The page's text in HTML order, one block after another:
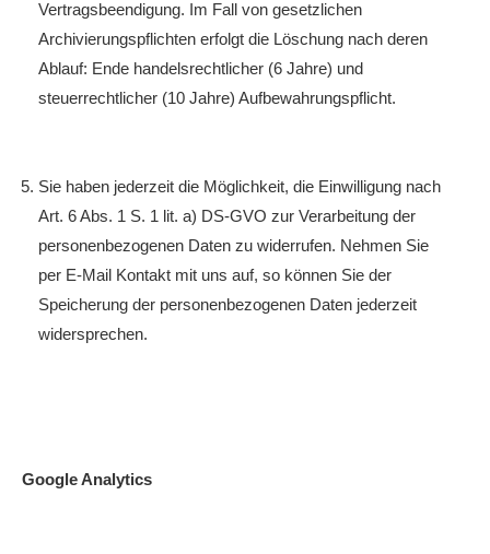
Vertragsbeendigung. Im Fall von gesetzlichen
Archivierungspflichten erfolgt die Löschung nach deren
Ablauf: Ende handelsrechtlicher (6 Jahre) und
steuerrechtlicher (10 Jahre) Aufbewahrungspflicht.
Sie haben jederzeit die Möglichkeit, die Einwilligung nach
Art. 6 Abs. 1 S. 1 lit. a) DS-GVO zur Verarbeitung der
personenbezogenen Daten zu widerrufen. Nehmen Sie
per E-Mail Kontakt mit uns auf, so können Sie der
Speicherung der personenbezogenen Daten jederzeit
widersprechen.
Google Analytics